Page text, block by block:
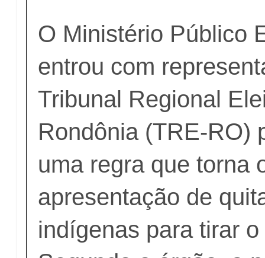
O Ministério Público
entrou com
Tribunal Regional
Rondônia (TRE-RO)
uma regra que torna
apresentação de
indígenas para tirar